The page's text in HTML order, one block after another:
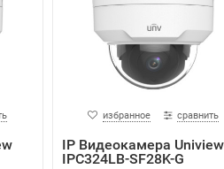
избранное сравнить
IP Видеокамера Uniview
IPC324LB-SF28K-G